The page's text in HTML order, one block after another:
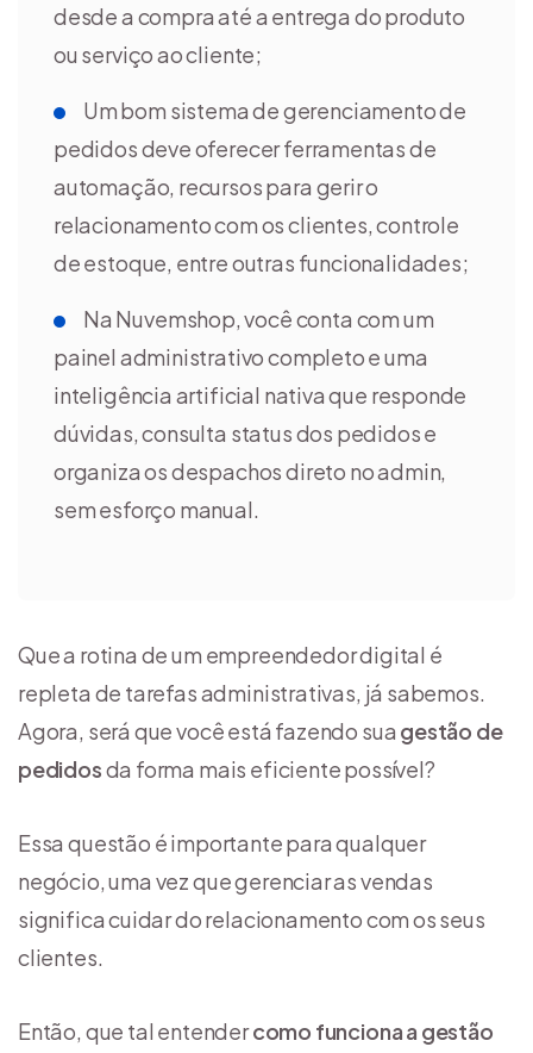
desde a compra até a entrega do produto
ou serviço ao cliente;
Um bom sistema de gerenciamento de
pedidos deve oferecer ferramentas de
automação, recursos para gerir o
relacionamento com os clientes, controle
de estoque, entre outras funcionalidades;
Na Nuvemshop, você conta com um
painel administrativo completo e uma
inteligência artificial nativa que responde
dúvidas, consulta status dos pedidos e
organiza os despachos direto no admin,
sem esforço manual.
Que a rotina de um empreendedor digital é
repleta de tarefas administrativas, já sabemos.
Agora, será que você está fazendo sua gestão de
pedidosda forma mais eficiente possível?
Essa questão é importante para qualquer
negócio, uma vez que gerenciar as vendas
significa cuidar do relacionamento com os seus
clientes.
Então, que tal entendercomo funciona a gestão